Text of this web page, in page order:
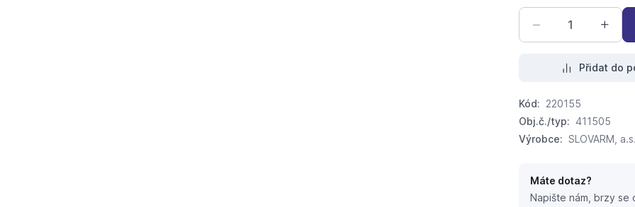
Přidat do
Kód: 220155
Obj.č./typ: 411505
Výrobce: SLOVARM, a.s.
Máte dotaz?
Napište nám, brzy se